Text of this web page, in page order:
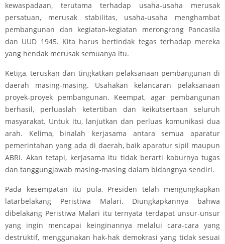
kewaspadaan, terutama terhadap usaha-usaha merusak
persatuan, merusak stabilitas, usaha-usaha menghambat
pembangunan dan kegiatan-kegiatan merongrong Pancasila
dan UUD 1945. Kita harus bertindak tegas terhadap mereka
yang hendak merusak semuanya itu.
Ketiga, teruskan dan tingkatkan pelaksanaan pembangunan di
daerah masing-masing. Usahakan kelancaran pelaksanaan
proyek-proyek pembangunan. Keempat, agar pembangunan
berhasil, perluaslah ketertiban dan keikutsertaan seluruh
masyarakat. Untuk itu, lanjutkan dan perluas komunikasi dua
arah. Kelima, binalah kerjasama antara semua aparatur
pemerintahan yang ada di daerah, baik aparatur sipil maupun
ABRI. Akan tetapi, kerjasama itu tidak berarti kaburnya tugas
dan tanggungjawab masing-masing dalam bidangnya sendiri.
Pada kesempatan itu pula, Presiden telah mengungkapkan
latar­belakang Peristiwa Malari. Diungkapkannya bahwa
dibelakang Peristiwa Malari itu ternyata terdapat unsur-unsur
yang ingin mencapai keinginannya melalui cara-cara yang
destruktif, menggunakan hak-hak demokrasi yang tidak sesuai